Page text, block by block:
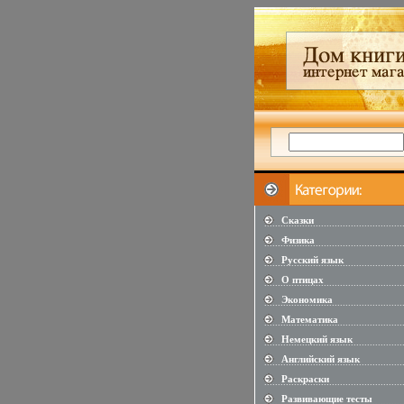
Сказки
Физика
Русский язык
О птицах
Экономика
Математика
Немецкий язык
Английский язык
Раскраски
Развивающие тесты